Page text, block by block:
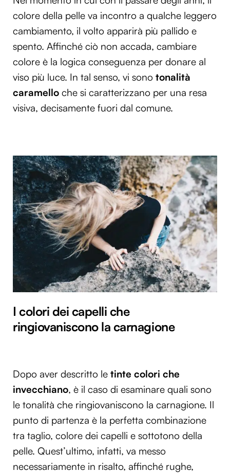
colore della pelle va incontro a qualche leggero
cambiamento, il volto apparirà più pallido e
spento. Affinché ciò non accada, cambiare
colore è la logica conseguenza per donare al
viso più luce. In tal senso, vi sono tonalità
caramello che si caratterizzano per una resa
visiva, decisamente fuori dal comune.
I colori dei capelli che
ringiovaniscono la carnagione
Dopo aver descritto le tinte colori che
invecchiano, è il caso di esaminare quali sono
le tonalità che ringiovaniscono la carnagione. Il
punto di partenza è la perfetta combinazione
tra taglio, colore dei capelli e sottotono della
pelle. Quest’ultimo, infatti, va messo
necessariamente in risalto, affinché rughe,